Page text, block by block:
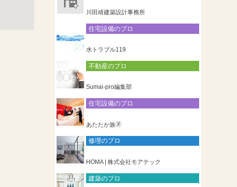
川田靖建築設計事務所
住宅設備のプロ
水トラブル119
不動産のプロ
Sumai-pro編集部
住宅設備のプロ
あたたか族🄬
修理のプロ
HOMA | 株式会社モアテック
建築のプロ